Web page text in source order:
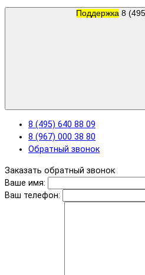
Поддержка
8 (495) 640 88 09
8 (967) 000 38 80
Обратный звонок
Заказать обратный звонок
Ваше имя:
Ваш телефон: